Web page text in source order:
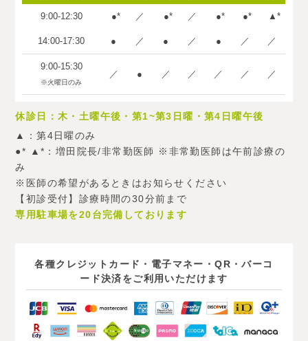
9:00-12:30 ● ／ ● ／ ● ● ▲
14:00-17:30 ● ／ ● ／ ● ／ ／
9:00-15:30
※火曜日のみ
／ ● ／ ／ ／ ／ ／
休診日：木・土曜午後・第1~第3日曜・第4日曜午後
▲：第4日曜のみ
●
▲
：増田院長/非常勤医師 ※非常勤医師は午前診療の
み
※医師の希望があるときはお知らせください
【初診受付】診療時間の30分前まで
専用駐車場を20台完備しております
各種クレジットカード・電子マネー・QR・バーコ
ード決済をご利用いただけます